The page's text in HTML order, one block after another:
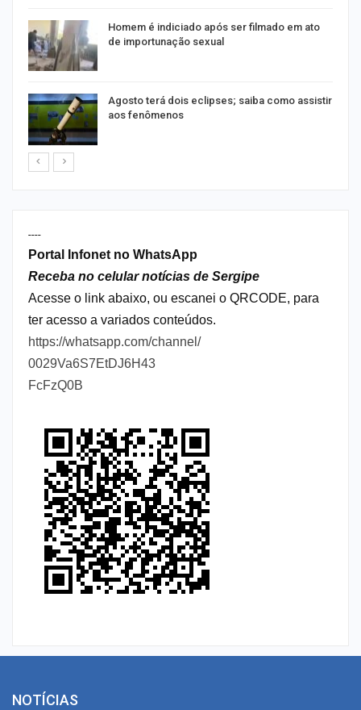
Homem é indiciado após ser filmado em ato
de importunação sexual
Agosto terá dois eclipses; saiba como assistir
aos fenômenos
----
Portal Infonet no WhatsApp
Receba no celular notícias de Sergipe
Acesse o link abaixo, ou escanei o QRCODE, para
ter acesso a variados conteúdos.
https://whatsapp.com/channel/
0029Va6S7EtDJ6H43
FcFzQ0B
NOTÍCIAS